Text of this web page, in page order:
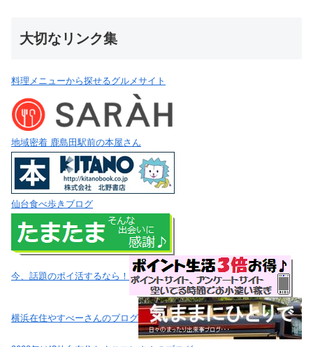
大切なリンク集
料理メニューから探せるグルメサイト
地域密着 鹿島田駅前の本屋さん
仙台食べ歩きブログ
今、話題のポイ活するなら！
横浜在住やすべーさんのブログ